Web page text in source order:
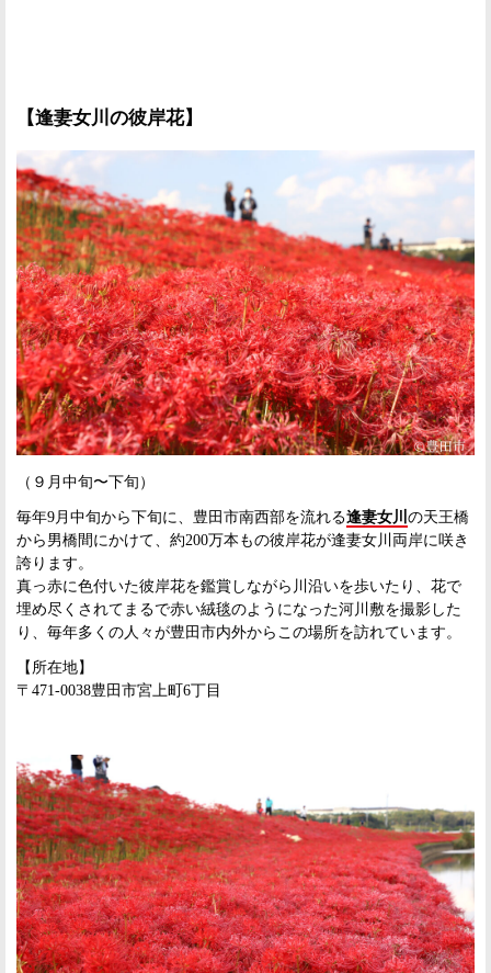
【逢妻女川の彼岸花】
（９月中旬〜下旬）
毎年9月中旬から下旬に、豊田市南西部を流れる逢妻女川 の天王橋
から男橋間にかけて、約200万本もの彼岸花が逢妻女川両岸に咲き
誇ります。
真っ赤に色付いた彼岸花を鑑賞しながら川沿いを歩いたり、花で
埋め尽くされてまるで赤い絨毯のようになった河川敷を撮影した
り、毎年多くの人々が豊田市内外からこの場所を訪れています。
【所在地】
〒471-0038豊田市宮上町6丁目